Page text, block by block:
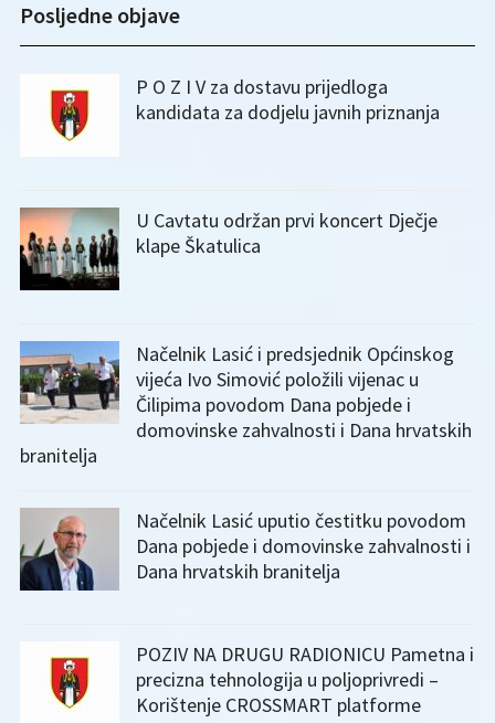
Posljedne objave
P O Z I V za dostavu prijedloga
kandidata za dodjelu javnih priznanja
U Cavtatu održan prvi koncert Dječje
klape Škatulica
Načelnik Lasić i predsjednik Općinskog
vijeća Ivo Simović položili vijenac u
Čilipima povodom Dana pobjede i
domovinske zahvalnosti i Dana hrvatskih
branitelja
Načelnik Lasić uputio čestitku povodom
Dana pobjede i domovinske zahvalnosti i
Dana hrvatskih branitelja
POZIV NA DRUGU RADIONICU Pametna i
precizna tehnologija u poljoprivredi –
Korištenje CROSSMART platforme